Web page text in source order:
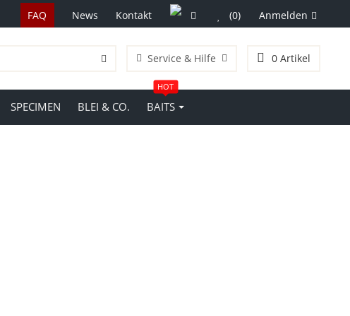
FAQ News Kontakt (0) Anmelden
Service & Hilfe 0Artikel
SPECIMEN BLEI & CO. BAITS
HOT